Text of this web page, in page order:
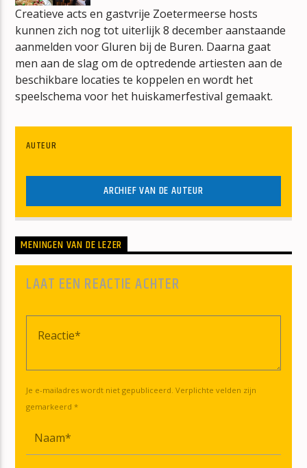
mz-radio
Creatieve acts en gastvrije Zoetermeerse hosts
kunnen zich nog tot uiterlijk 8 december aanstaande
aanmelden voor Gluren bij de Buren. Daarna gaat
men aan de slag om de optredende artiesten aan de
beschikbare locaties te koppelen en wordt het
speelschema voor het huiskamerfestival gemaakt.
AUTEUR
ARCHIEF VAN DE AUTEUR
MENINGEN VAN DE LEZER
LAAT EEN REACTIE ACHTER
Je e-mailadres wordt niet gepubliceerd. Verplichte velden zijn
gemarkeerd *